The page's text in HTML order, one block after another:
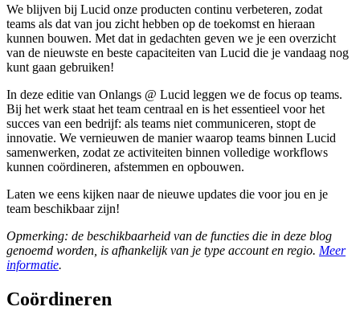
We blijven bij Lucid onze producten continu verbeteren, zodat
teams als dat van jou zicht hebben op de toekomst en hieraan
kunnen bouwen. Met dat in gedachten geven we je een overzicht
van de nieuwste en beste capaciteiten van Lucid die je vandaag nog
kunt gaan gebruiken!
In deze editie van Onlangs @ Lucid leggen we de focus op teams.
Bij het werk staat het team centraal en is het essentieel voor het
succes van een bedrijf: als teams niet communiceren, stopt de
innovatie. We vernieuwen de manier waarop teams binnen Lucid
samenwerken, zodat ze activiteiten binnen volledige workflows
kunnen coördineren, afstemmen en opbouwen.
Laten we eens kijken naar de nieuwe updates die voor jou en je
team beschikbaar zijn!
Opmerking: de beschikbaarheid van de functies die in deze blog
genoemd worden, is afhankelijk van je type account en regio. Meer
informatie.
Coördineren